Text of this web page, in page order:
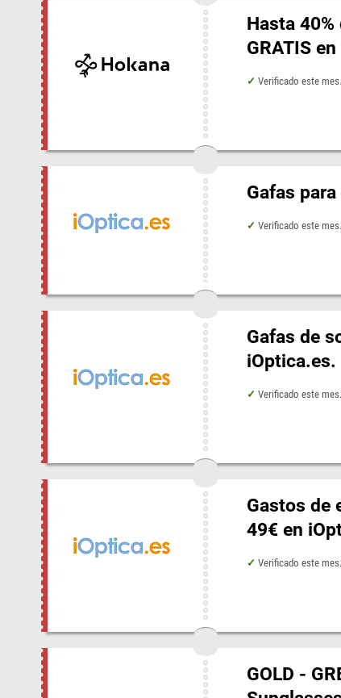
Hasta
GRATIS
Verificado este
Gafas
Verificado este
Gafas de
iOptica.es.
Verificado este
Gastos de
49€ en
Verificado este
GOLD -